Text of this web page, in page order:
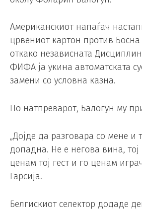
Американскиот напаѓач
црвениот картон против
откако независната
ФИФА ја укина автоматската
замени со условна казна.
По натпреварот, Балогун му
„Дојде да разговара со мене и
допадна. Не е негова вина,
ценам тој гест и го ценам
Гарсија.
Белгискиот селектор додаде